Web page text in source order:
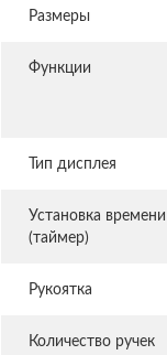
Размеры
Функции
Тип дисплея
Установка времени
(таймер)
Рукоятка
Количество ручек